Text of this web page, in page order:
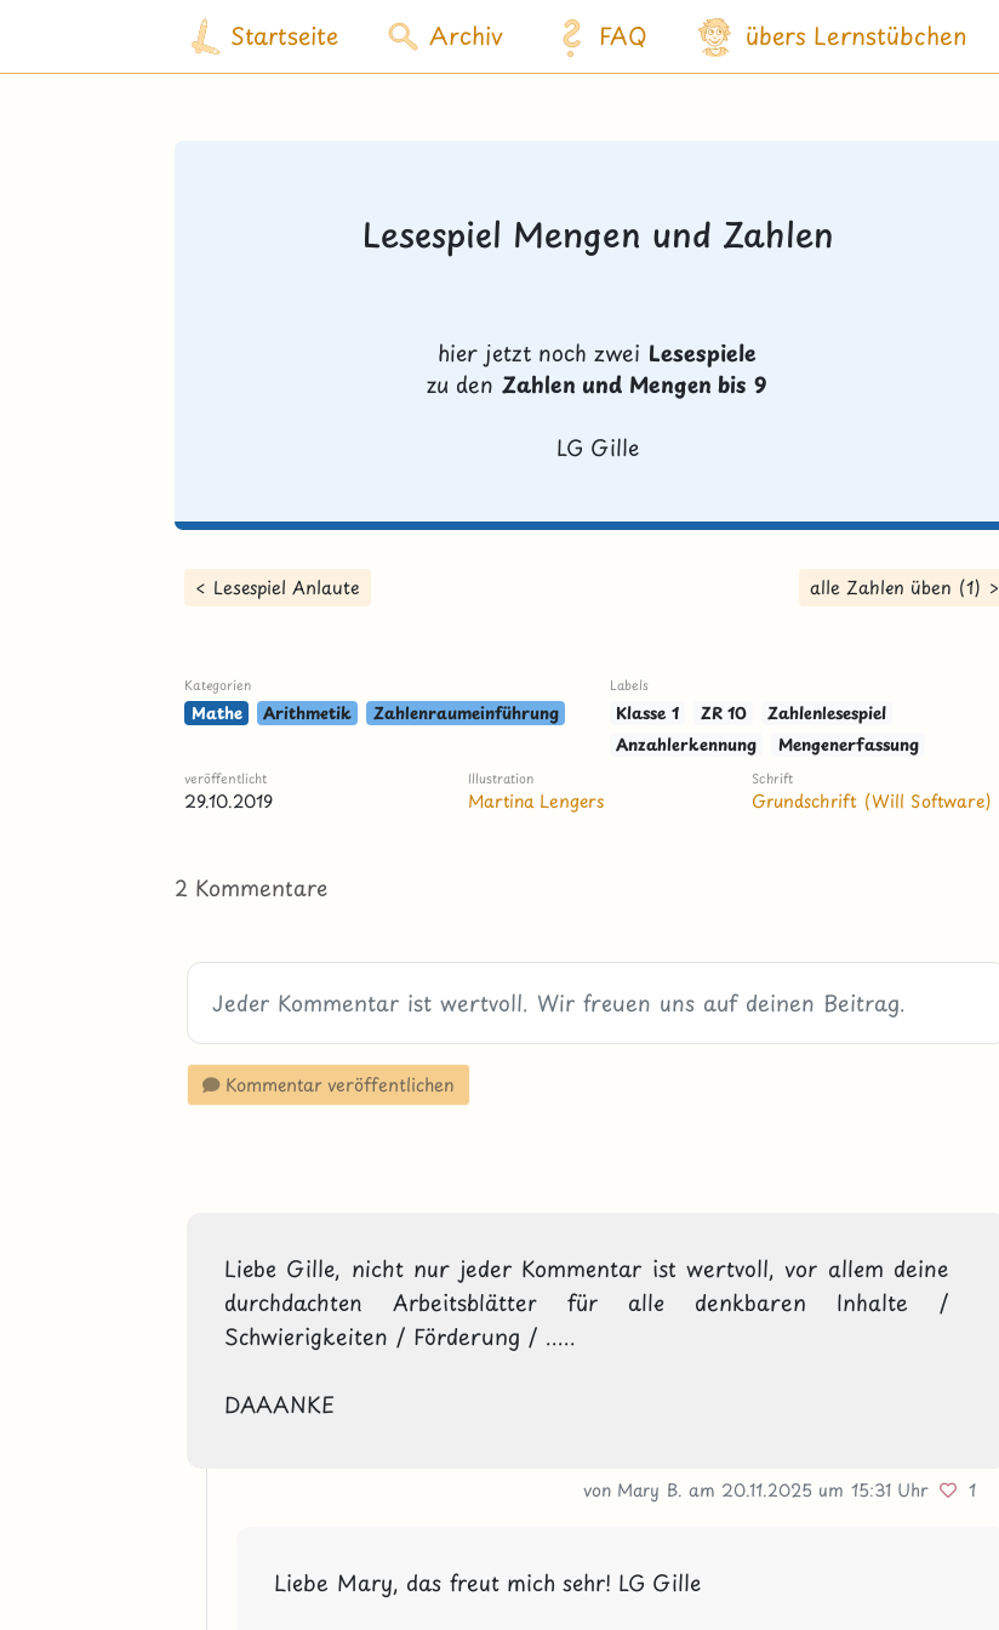
Startseite Archiv FAQ übers Lernstübchen
Lesespiel Mengen und Zahlen
hier jetzt noch zwei Lesespiele
zu denZahlen und Mengen bis 9
LG Gille
< Lesespiel Anlaute alle Zahlen üben (1) >
Kategorien
Mathe Arithmetik Zahlenraumeinführung
Labels
Klasse 1 ZR 10
Zahlenlesespiel
Anzahlerkennung
Mengenerfassung
veröffentlicht
29.10.2019
Illustration
Martina Lengers
Schrift
Grundschrift (Will Software)
2 Kommentare
Kommentar veröffentlichen
Liebe Gille, nicht nur jeder Kommentar ist wertvoll, vor allem deine
durchdachten Arbeitsblätter für alle denkbaren Inhalte /
Schwierigkeiten / Förderung / .....
DAAANKE
von Mary B.am 20.11.2025 um 15:31 Uhr 1
Liebe Mary, das freut mich sehr! LG Gille